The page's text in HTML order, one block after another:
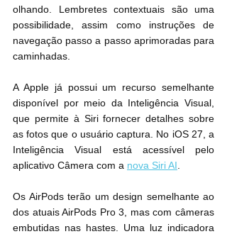
olhando. Lembretes contextuais são uma
possibilidade, assim como instruções de
navegação passo a passo aprimoradas para
caminhadas.
A Apple já possui um recurso semelhante
disponível por meio da Inteligência Visual,
que permite à Siri fornecer detalhes sobre
as fotos que o usuário captura. No iOS 27, a
Inteligência Visual está acessível pelo
aplicativo Câmera com a nova Siri AI
Os AirPods terão um design semelhante ao
dos atuais AirPods Pro 3, mas com câmeras
embutidas nas hastes. Uma luz indicadora